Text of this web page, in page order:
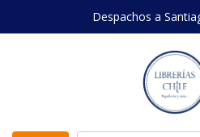
Despachos a